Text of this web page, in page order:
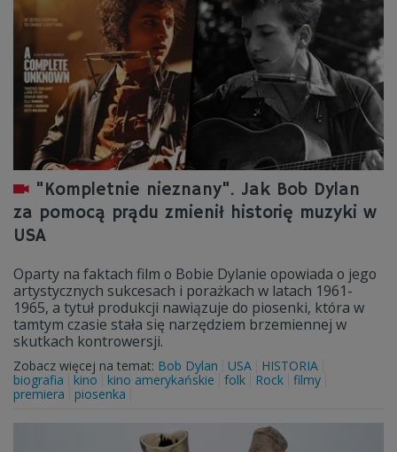
"Kompletnie nieznany". Jak Bob Dylan
za pomocą prądu zmienił historię muzyki w
USA
Oparty na faktach film o Bobie Dylanie opowiada o jego
artystycznych sukcesach i porażkach w latach 1961-
1965, a tytuł produkcji nawiązuje do piosenki, która w
tamtym czasie stała się narzędziem brzemiennej w
skutkach kontrowersji.
Zobacz więcej na temat: Bob Dylan USA
HISTORIA
biografia
kino kino amerykańskie folk Rock filmy
premiera
piosenka